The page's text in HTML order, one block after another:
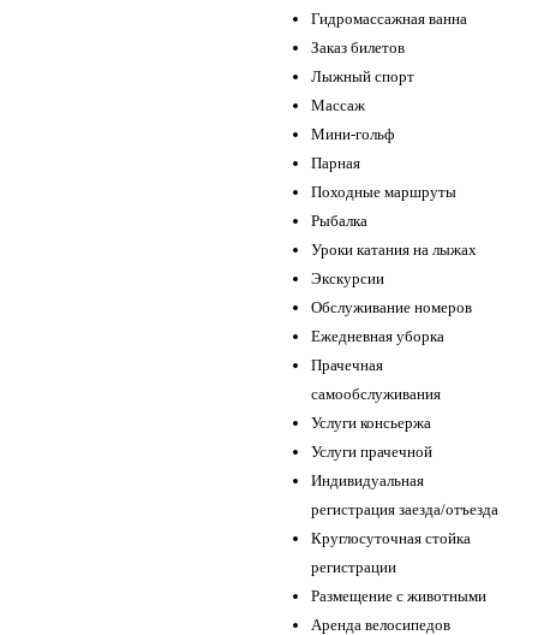
Гидромассажная ванна
Заказ билетов
Лыжный спорт
Массаж
Мини-гольф
Парная
Походные маршруты
Рыбалка
Уроки катания на лыжах
Экскурсии
Обслуживание номеров
Ежедневная уборка
Прачечная
самообслуживания
Услуги консьержа
Услуги прачечной
Индивидуальная
регистрация заезда/отъезда
Круглосуточная стойка
регистрации
Размещение с животными
Аренда велосипедов